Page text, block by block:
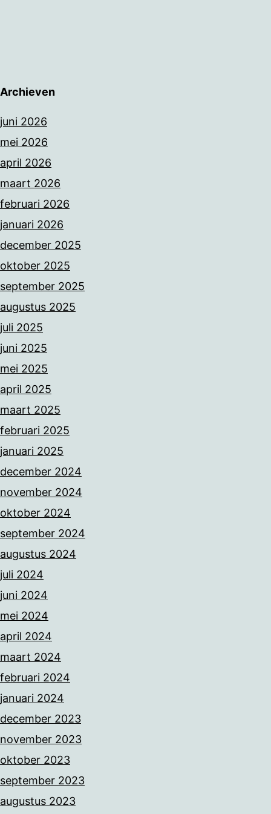
Archieven
juni 2026
mei 2026
april 2026
maart 2026
februari 2026
januari 2026
december 2025
oktober 2025
september 2025
augustus 2025
juli 2025
juni 2025
mei 2025
april 2025
maart 2025
februari 2025
januari 2025
december 2024
november 2024
oktober 2024
september 2024
augustus 2024
juli 2024
juni 2024
mei 2024
april 2024
maart 2024
februari 2024
januari 2024
december 2023
november 2023
oktober 2023
september 2023
augustus 2023